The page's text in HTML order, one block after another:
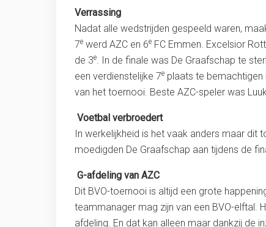
Verrassing
Nadat alle wedstrijden gespeeld waren,
7e werd AZC en 6e FC Emmen. Excelsior
de 3e. In de finale was De Graafschap te
een verdienstelijke 7e plaats te
van het toernooi. Beste AZC-speler was
Voetbal verbroedert
In werkelijkheid is het vaak anders maar
moedigden De Graafschap aan tijdens de
G-afdeling van AZC
Dit BVO-toernooi is altijd een grote
teammanager mag zijn van een BVO-elftal.
afdeling. En dat kan alleen maar dankzij de